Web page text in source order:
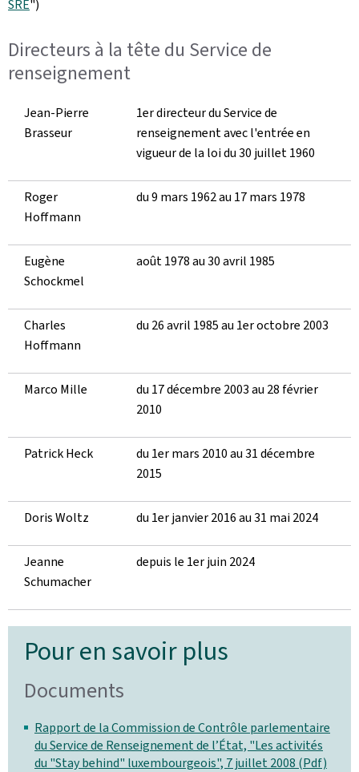
SRE")
Directeurs à la tête du Service de
renseignement
Jean-Pierre
Brasseur
1er directeur du Service de
renseignement avec l'entrée en
vigueur de la loi du 30 juillet 1960
Roger
Hoffmann
du 9 mars 1962 au 17 mars 1978
Eugène
Schockmel
août 1978 au 30 avril 1985
Charles
Hoffmann
du 26 avril 1985 au 1er octobre 2003
Marco Mille
du 17 décembre 2003 au 28 février
2010
Patrick Heck
du 1er mars 2010 au 31 décembre
2015
Doris Woltz du 1er janvier 2016 au 31 mai 2024
Jeanne
Schumacher
depuis le 1er juin 2024
Pour en savoir plus
Documents
Rapport de la Commission de Contrôle parlementaire
du Service de Renseignement de l’État, "Les activités
du "Stay behind" luxembourgeois", 7 juillet 2008 (Pdf)